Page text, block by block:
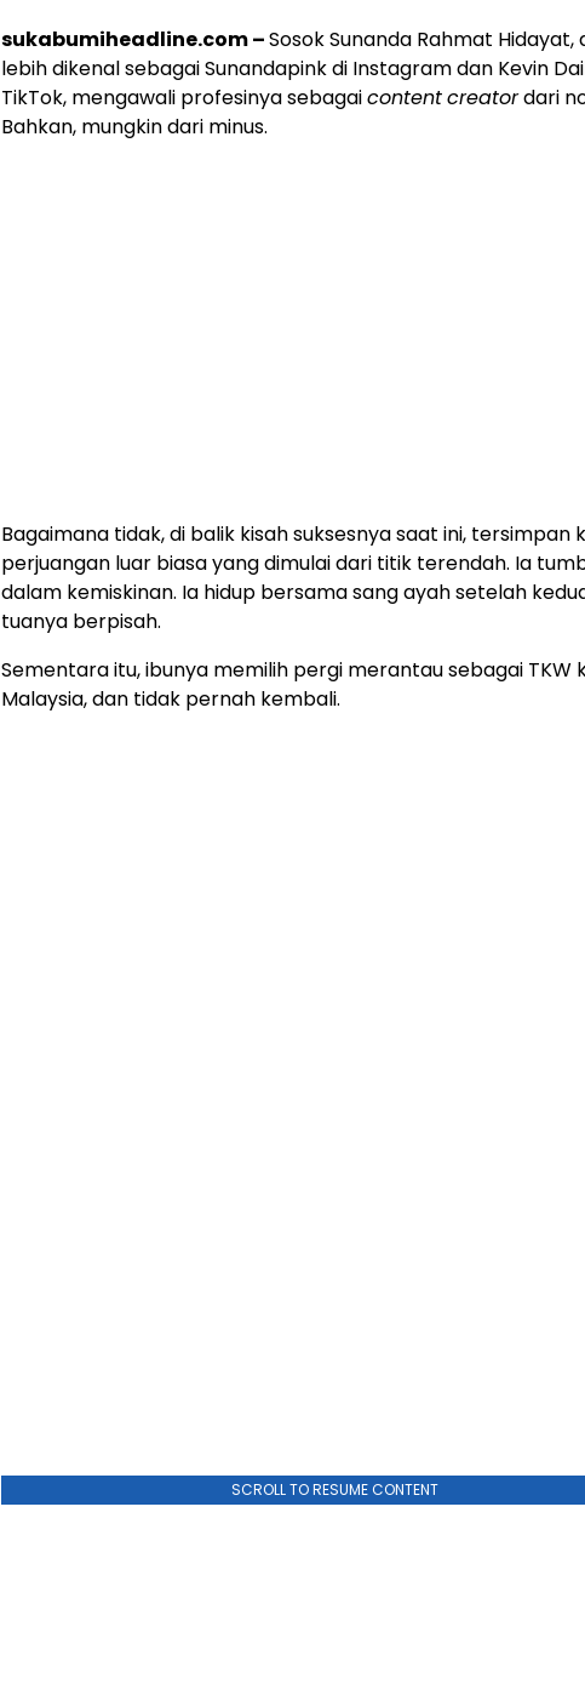
sukabumiheadline.com –Sosok Sunanda Rahmat Hidayat,
lebih dikenal sebagai Sunandapink di Instagram dan Kevin
TikTok, mengawali profesinya sebagaicontentcreatordari
Bahkan, mungkin dari minus.
Bagaimana tidak, di balik kisah suksesnya saat ini, tersimpan
perjuangan luar biasa yang dimulai dari titik terendah. Ia
dalam kemiskinan. Ia hidup bersama sang ayah setelah
tuanya berpisah.
Sementara itu, ibunya memilih pergi merantau sebagai TKW
Malaysia, dan tidak pernah kembali.
SCROLL TO RESUME CONTENT